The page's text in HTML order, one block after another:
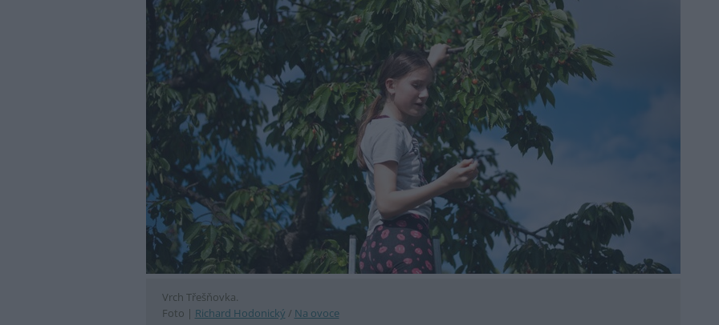
Vrch Třešňovka.
Foto | Richard Hodonický / Na ovoce